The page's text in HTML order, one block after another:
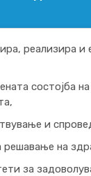
реализира и
состојба
и
решавање на
за